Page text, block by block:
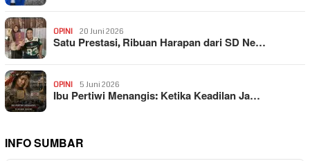
OPINI 20 Juni 2026
Satu Prestasi, Ribuan Harapan dari SD Ne…
OPINI 5 Juni 2026
Ibu Pertiwi Menangis: Ketika Keadilan Ja…
INFO SUMBAR